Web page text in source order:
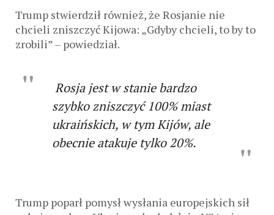
Trump stwierdził również, że Rosjanie nie
chcieli zniszczyć Kijowa: „Gdyby chcieli, to by to
zrobili” – powiedział.
Rosja jest w stanie bardzo
szybko zniszczyć 100% miast
ukraińskich, w tym Kijów, ale
obecnie atakuje tylko 20%.
Trump poparł pomysł wysłania europejskich sił